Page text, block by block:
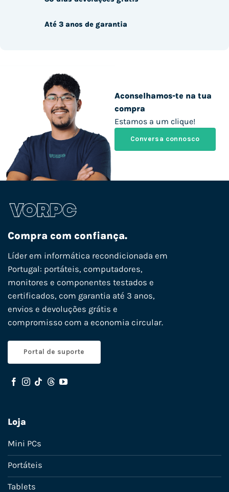
Aconselhamos-te na tua
compra
Estamos a um clique!
Conversa connosco
Até 3 anos de garantia
Compra com confiança.
Líder em informática recondicionada em
Portugal: portáteis, computadores,
monitores e componentes testados e
certificados, com garantia até 3 anos,
envios e devoluções grátis e
compromisso com a economia circular.
Portal de suporte
Loja
Mini PCs
Portáteis
Tablets